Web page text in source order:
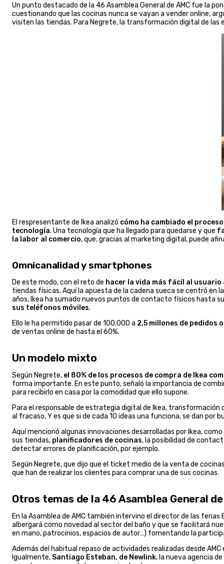
Un punto destacado de la 46 Asamblea General de AMC fue la
cuestionando que las cocinas nunca se vayan a vender online,
visiten las tiendas. Para Negrete, la transformación digital de las
El respresentante de Ikea analizó cómo ha cambiado el
tecnología. Una tecnología que ha llegado para quedarse y que
la labor al comercio, que, gracias al marketing digital, puede
Omnicanalidad y smartphones
De este modo, con el reto de hacer la vida más fácil al usuario
tiendas físicas. Aquí la apuesta de la cadena sueca se centró en
años, Ikea ha sumado nuevos puntos de contacto físicos hasta
sus teléfonos móviles.
Ello le ha permitido pasar de 100.000 a 2,5 millones de pedidos
de ventas online de hasta el 60%.
Un modelo mixto
Según Negrete, el 80% de los procesos de compra de Ikea
forma importante. En este punto, señaló la importancia de
para recibirlo en casa por la comodidad que ello supone.
Para el responsable de estrategia digital de Ikea,
al fracaso, Y es que si de cada 10 ideas una funciona, se dan
Aquí mencionó algunas innovaciones desarrolladas por Ikea,
sus tiendas, planificadores de cocinas, la posibilidad de
detectar errores de planificación, por ejemplo.
Según Negrete, que dijo que el ticket medio de la venta de
que han de realizar los clientes para comprar una de sus cocinas.
Otros temas de la 46 Asamblea General de
En la Asamblea de AMC también intervino el director de las ferias
albergará como novedad al sector del baño y que se facilitará
en mano, patrocinios, espacios de autor…) fomentando la
Además del habitual repaso de actividades realizadas desde
Igualmente, Santiago Esteban, de Newlink, la nueva agencia